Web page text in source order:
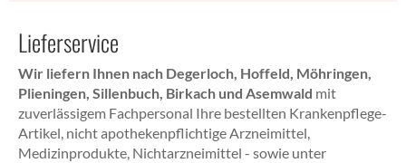
Lieferservice
Wir liefern Ihnen nach Degerloch, Hoffeld, Möhringen,
Plieningen, Sillenbuch, Birkach und Asemwald mit
zuverlässigem Fachpersonal Ihre bestellten Krankenpflege-
Artikel, nicht apothekenpflichtige Arzneimittel,
Medizinprodukte, Nichtarzneimittel - sowie unter